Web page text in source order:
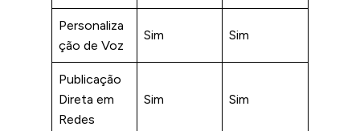
Personaliza
ção de Voz
Sim Sim
Publicação
Direta em
Redes
Sim Sim